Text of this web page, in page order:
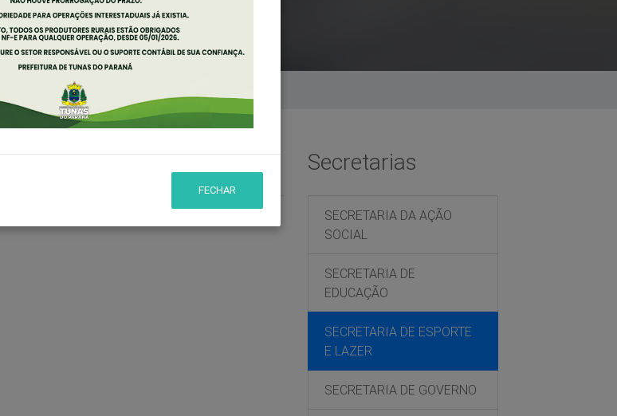
Secretarias
SECRETARIA DA AÇÃO
SOCIAL
SECRETARIA DE
EDUCAÇÃO
SECRETARIA DE ESPORTE
E LAZER
SECRETARIA DE GOVERNO
FECHAR